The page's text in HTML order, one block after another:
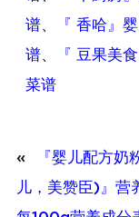
谱、
『 香哈』
谱、
『 豆果美
菜谱
«
『婴儿配方奶
儿，美赞臣)』营